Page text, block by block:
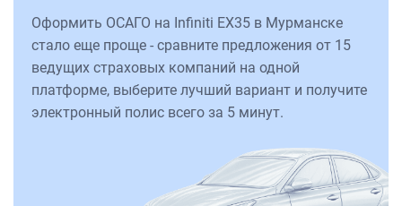
Оформить ОСАГО на Infiniti EX35 в Мурманске
стало еще проще - сравните предложения от 15
ведущих страховых компаний на одной
платформе, выберите лучший вариант и получите
электронный полис всего за 5 минут.